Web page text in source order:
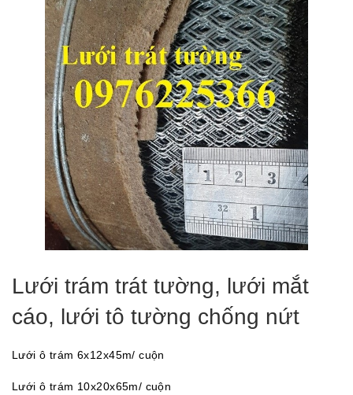
Lưới trám trát tường, lưới mắt
cáo, lưới tô tường chống nứt
Lưới ô trám 6x12x45m/ cuộn
Lưới ô trám 10x20x65m/ cuộn